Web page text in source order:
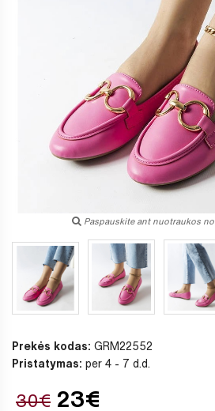
Paspauskite ant nuotraukos
Prekės kodas: GRM22552
Pristatymas: per 4 - 7 d.d.
30€ 23€